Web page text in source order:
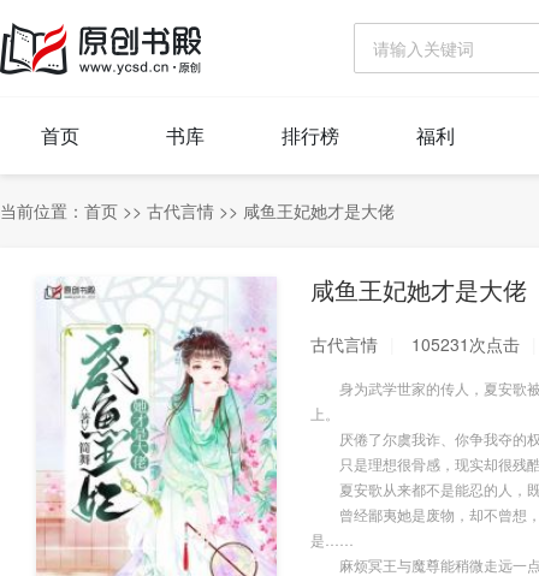
首页 书库 排行榜 福利
当前位置： 首页 >> 古代言情 >> 咸鱼王妃她才是大佬
咸鱼王妃她才是大佬
古代言情 105231次点击
身为武学世家的传人，夏安歌被
上。
厌倦了尔虞我诈、你争我夺的权
只是理想很骨感，现实却很残
夏安歌从来都不是能忍的人，
曾经鄙夷她是废物，却不曾想，
是……
麻烦冥王与魔尊能稍微走远一